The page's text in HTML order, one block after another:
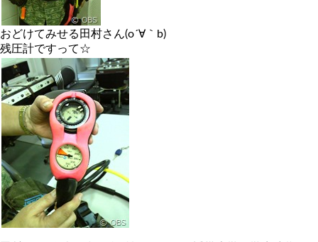
おどけてみせる田村さん(o´∀｀b)
残圧計ですって☆